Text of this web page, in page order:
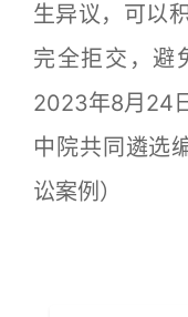
生异议，可以
完全拒交，避
2023年8月24
中院共同遴选
讼案例）